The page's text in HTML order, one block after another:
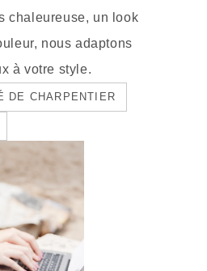
chaleureuse, un look
nous adaptons
à votre style.
DE CHARPENTIER